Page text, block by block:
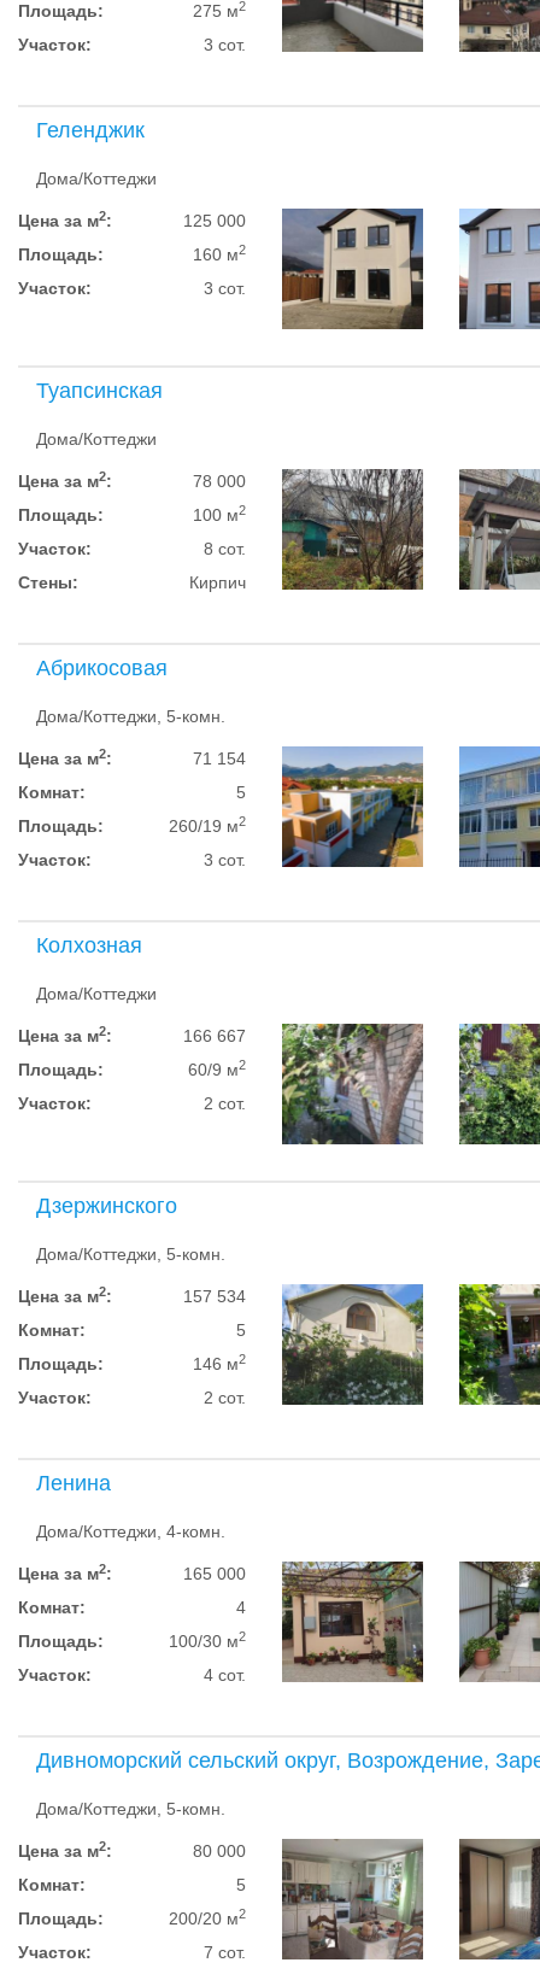
Площадь: 275 м2
Участок: 3 сот.
Геленджик
Дома/Коттеджи
Цена за м2:
125 000
Площадь:
160 м2
Участок: 3 сот.
Туапсинская
Дома/Коттеджи
Цена за м2:
78 000
Площадь:
100 м2
Участок:
8 сот.
Стены:
Кирпич
Абрикосовая
Дома/Коттеджи, 5-комн.
Цена за м2:
71 154
Комнат:
5
Площадь:
260/19 м2
Участок: 3 сот.
Колхозная
Дома/Коттеджи
Цена за м2:
166 667
Площадь:
60/9 м2
Участок: 2 сот.
Дзержинского
Дома/Коттеджи, 5-комн.
Цена за м2:
157 534
Комнат:
5
Площадь:
146 м2
Участок: 2 сот.
Ленина
Дома/Коттеджи, 4-комн.
Цена за м2:
165 000
Комнат:
4
Площадь:
100/30 м2
Участок: 4 сот.
Дивноморский сельский округ, Возрождение,
Дома/Коттеджи, 5-комн.
Цена за м2:
80 000
Комнат:
5
Площадь:
200/20 м2
Участок: 7 сот.